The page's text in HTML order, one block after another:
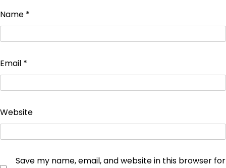
Name *
Email *
Website
Save my name, email, and website in this browser for